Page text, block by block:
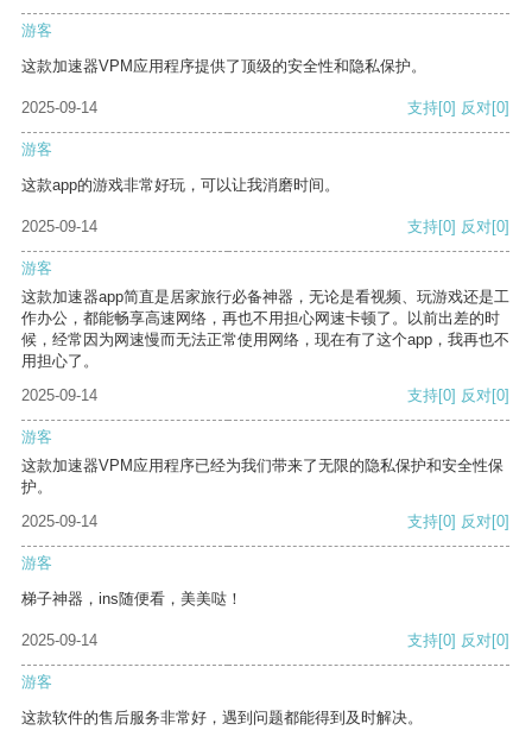
游客
这款加速器VPM应用程序提供了顶级的安全性和隐私保护。
2025-09-14 支持[0] 反对[0]
游客
这款app的游戏非常好玩，可以让我消磨时间。
2025-09-14 支持[0] 反对[0]
游客
这款加速器app简直是居家旅行必备神器，无论是看视频、玩游戏还是工
作办公，都能畅享高速网络，再也不用担心网速卡顿了。以前出差的时
候，经常因为网速慢而无法正常使用网络，现在有了这个app，我再也不
用担心了。
2025-09-14
支持[0] 反对[0]
游客
这款加速器VPM应用程序已经为我们带来了无限的隐私保护和安全性保
护。
2025-09-14
支持[0] 反对[0]
游客
梯子神器，ins随便看，美美哒！
2025-09-14 支持[0] 反对[0]
游客
这款软件的售后服务非常好，遇到问题都能得到及时解决。